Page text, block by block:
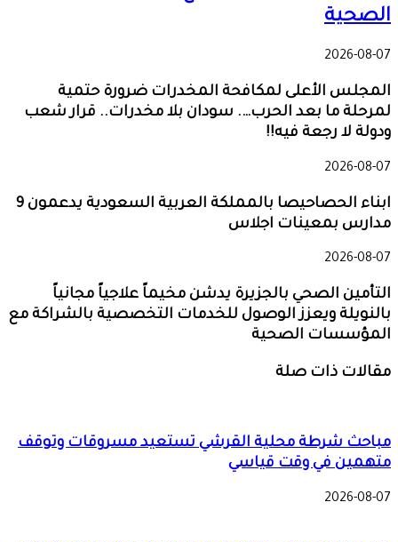
الصحية
2026-08-07
المجلس الأعلى لمكافحة المخدرات ضرورة حتمية
لمرحلة ما بعد الحرب…. سودان بلا مخدرات.. قرار شعب
ودولة لا رجعة فيه!!
2026-08-07
ابناء الحصاحيصا بالمملكة العربية السعودية يدعمون 9
مدارس بمعينات اجلاس
2026-08-07
التأمين الصحي بالجزيرة يدشن مخيماً علاجياً مجانياً
بالنويلة ويعزز الوصول للخدمات التخصصية بالشراكة مع
المؤسسات الصحية
مقالات ذات صلة
مباحث شرطة محلية القرشي تستعيد مسروقات وتوقف
متهمين في وقت قياسي
2026-08-07